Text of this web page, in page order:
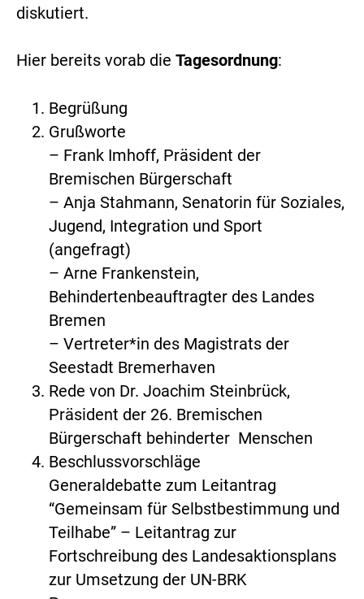
diskutiert.
Hier bereits vorab die Tagesordnung:
Begrüßung
Grußworte
– Frank Imhoff, Präsident der
Bremischen Bürgerschaft
– Anja Stahmann, Senatorin für Soziales,
Jugend, Integration und Sport
(angefragt)
– Arne Frankenstein,
Behindertenbeauftragter des Landes
Bremen
– Vertreter*in des Magistrats der
Seestadt Bremerhaven
Rede von Dr. Joachim Steinbrück,
Präsident der 26. Bremischen
Bürgerschaft behinderter Menschen
Beschlussvorschläge
Generaldebatte zum Leitantrag
“Gemeinsam für Selbstbestimmung und
Teilhabe” – Leitantrag zur
Fortschreibung des Landesaktionsplans
zur Umsetzung der UN-BRK